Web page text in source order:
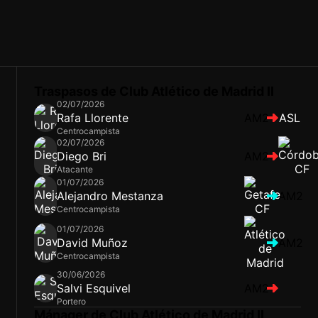
02/07/2026
Rafa Llorente
Centrocampista
AM2 ASL
02/07/2026
Diego Bri
Atacante
AM2
01/07/2026
Alejandro Mestanza
Centrocampista
AM2
01/07/2026
David Muñoz
Centrocampista
AM2
30/06/2026
Salvi Esquivel
Portero
AM2